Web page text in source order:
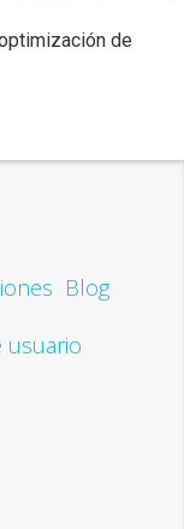
de
Blog
usuario